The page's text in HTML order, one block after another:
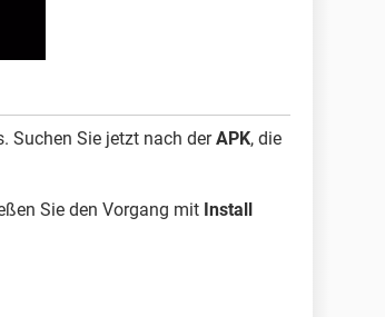
Suchen Sie jetzt nach derAPK, die
Sie den Vorgang mit Install